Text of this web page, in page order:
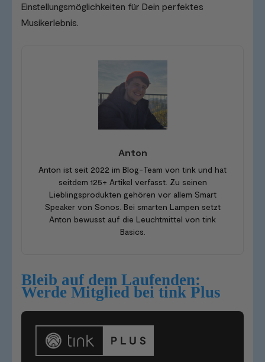
Einstellungsmöglichkeiten für Dein perfektes
Musikerlebnis.
Anton
Anton ist seit 2022 im Blog-Team von tink und hat
seitdem 125+ Artikel verfasst. Zu seinen
Lieblingsprodukten gehören vor allem Smart
Speaker von Sonos. Bei smarten Lampen setzt
Anton bewusst auf die Leuchtmittel von tink
Basics.
Bleib auf dem Laufenden:
Werde Mitglied bei tink Plus